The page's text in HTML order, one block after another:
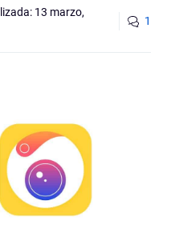
13 marzo,
1